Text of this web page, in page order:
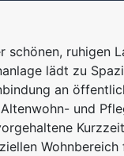
schönen, ruhigen
lädt zu
an
und